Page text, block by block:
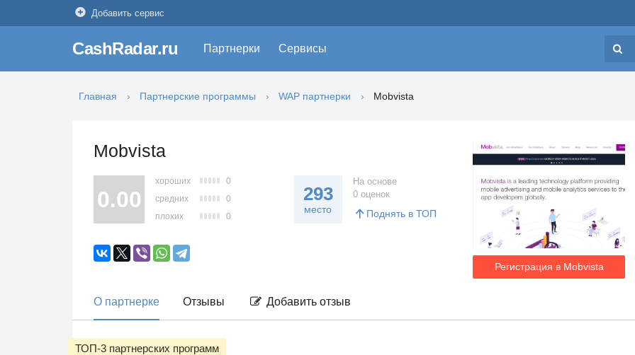
Добавить сервис
CashRadar.ru Партнерки Сервисы
Главная Партнерские программы WAP партнерки Mobvista
Mobvista
Регистрация в Mobvista
0.00
хороших
0
средних
0
плохих
0
293
место
На основе
0 оценок
Поднять в ТОП
О партнерке Отзывы Добавить отзыв
ТОП-3 партнерских программ